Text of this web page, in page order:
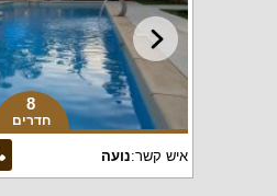
8
חדרים
איש קשר:נועה